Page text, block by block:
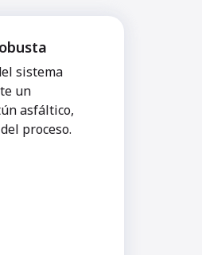
sistema
un
asfáltico,
proceso.